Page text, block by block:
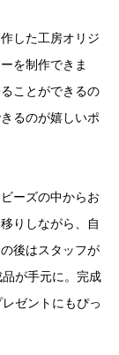
した工房オリジ
を制作できま
ことができるの
るのが嬉しいポ
ーズの中からお
りしながら、自
後はスタッフが
が手元に。完成
ゼントにもぴっ